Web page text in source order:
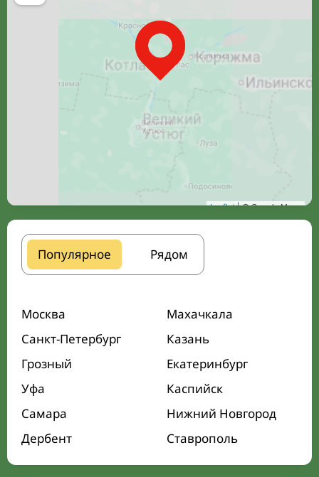
Leaflet| © Google Maps
Популярное Рядом
Москва
Махачкала
Санкт-Петербург
Казань
Грозный
Екатеринбург
Уфа
Каспийск
Самара
Нижний Новгород
Дербент
Ставрополь